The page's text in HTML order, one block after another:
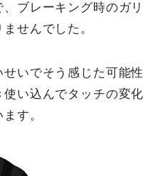
ブレーキング時のガリ
せんでした。
いでそう感じた可能性
い込んでタッチの変化
す。